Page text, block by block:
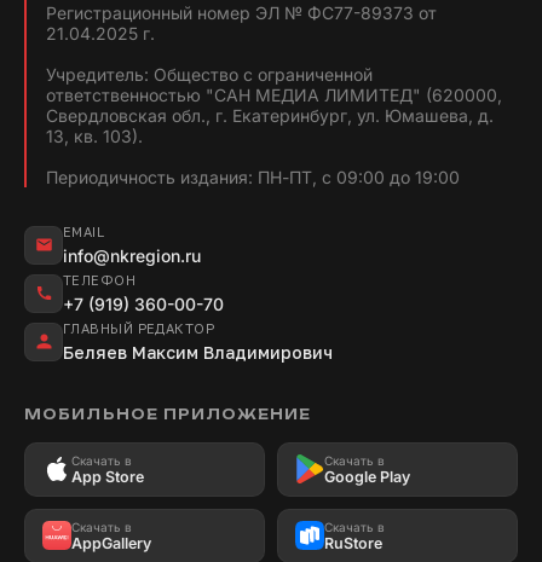
Регистрационный номер ЭЛ № ФС77-89373 от
21.04.2025 г.
Учредитель: Общество с ограниченной
ответственностью "САН МЕДИА ЛИМИТЕД" (620000,
Свердловская обл., г. Екатеринбург, ул. Юмашева, д.
13, кв. 103).
Периодичность издания: ПН-ПТ, с 09:00 до 19:00
EMAIL
info@nkregion.ru
ТЕЛЕФОН
+7 (919) 360-00-70
ГЛАВНЫЙ РЕДАКТОР
Беляев Максим Владимирович
МОБИЛЬНОЕ ПРИЛОЖЕНИЕ
Скачать в
App Store
Скачать в
Google Play
Скачать в
AppGallery
Скачать в
RuStore